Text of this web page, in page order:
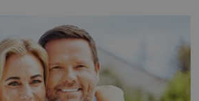
a přinést do svého života
důležité